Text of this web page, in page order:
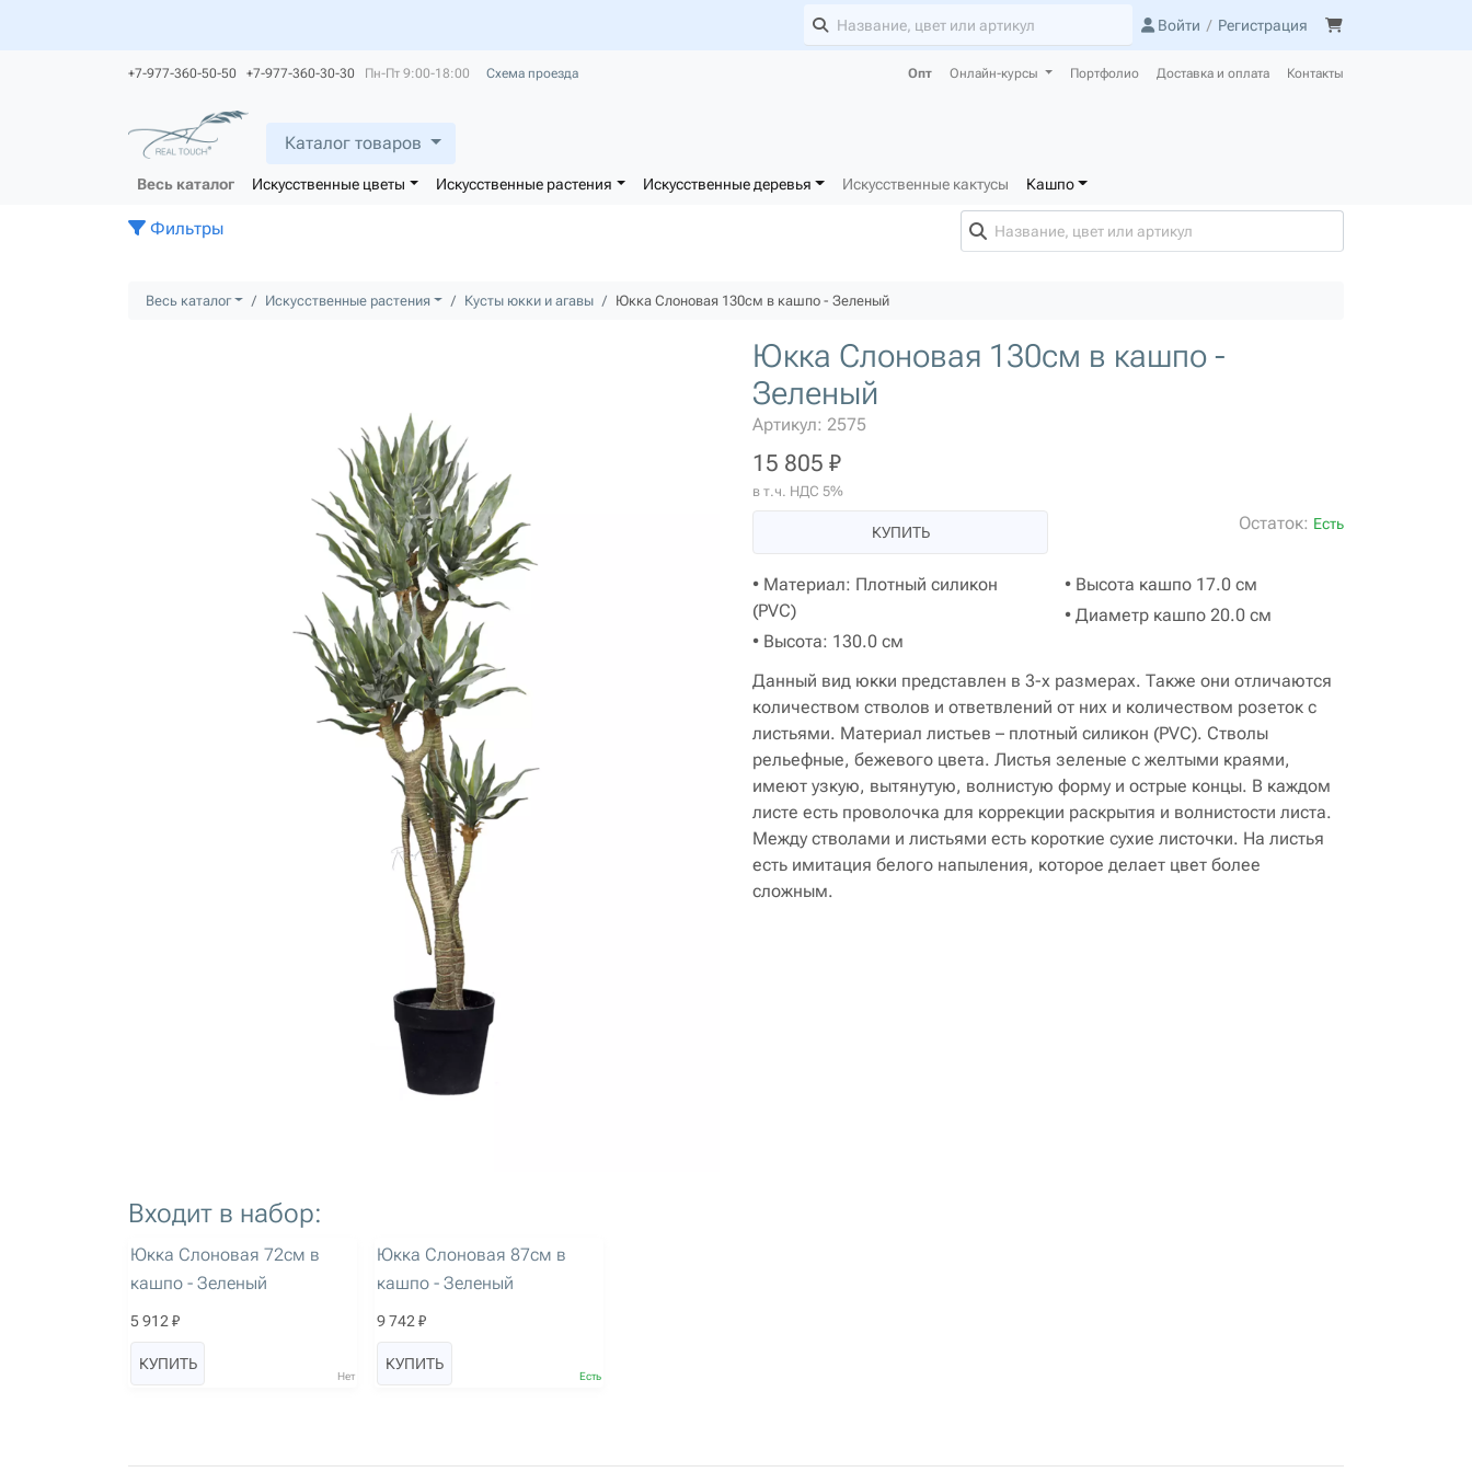
Войти / Регистрация
+7-977-360-50-50 +7-977-360-30-30 Пн-Пт 9:00-18:00 Схема проезда Опт Онлайн-курсы Портфолио Доставка и оплата Контакты
Каталог товаров
Весь каталог Искусственные цветы Искусственные растения Искусственные деревья Искусственные кактусы Кашпо
Фильтры
Весь каталог Искусственные растения Кусты юкки и агавы Юкка Слоновая 130см в кашпо - Зеленый
Юкка Слоновая 130см в кашпо -
Зеленый
Артикул: 2575
15 805 ₽
в т.ч. НДС 5%
КУПИТЬ Остаток: Есть
• Материал: Плотный силикон
(PVC)
• Высота: 130.0 см
• Высота кашпо 17.0 см
• Диаметр кашпо 20.0 см
Данный вид юкки представлен в 3-х размерах. Также они отличаются
количеством стволов и ответвлений от них и количеством розеток с
листьями. Материал листьев – плотный силикон (PVC). Стволы
рельефные, бежевого цвета. Листья зеленые с желтыми краями,
имеют узкую, вытянутую, волнистую форму и острые концы. В каждом
листе есть проволочка для коррекции раскрытия и волнистости листа.
Между стволами и листьями есть короткие сухие листочки. На листья
есть имитация белого напыления, которое делает цвет более
сложным.
Входит в набор:
артикул: 2573
Юкка Слоновая 72см в
кашпо - Зеленый
5 912 ₽
КУПИТЬ
Нет
Юкка Слоновая 87см в
кашпо - Зеленый
9 742 ₽
КУПИТЬ
Есть